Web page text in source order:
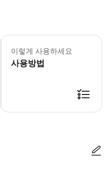
☝️ 꼭 알아두세요 - 현지 여행차량운
이렇게 사용하세요
사용방법